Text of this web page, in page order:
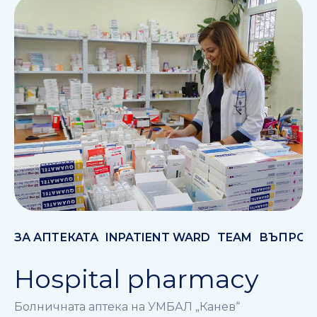
ЗА АПТЕКАТА INPATIENT WARD TEAM
Hospital pharmacy
Болничната аптека на УМБАЛ „Канев“